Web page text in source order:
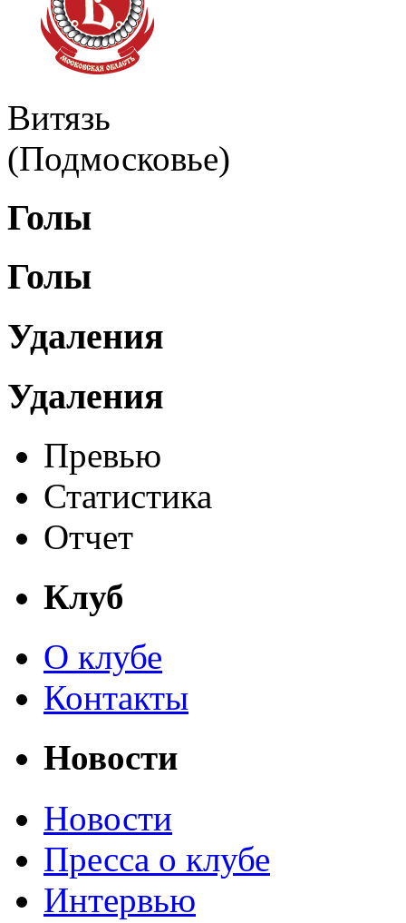
Витязь
(Подмосковье)
Голы
Голы
Удаления
Удаления
Превью
Статистика
Отчет
Клуб
О клубе
Контакты
Новости
Новости
Пресса о клубе
Интервью